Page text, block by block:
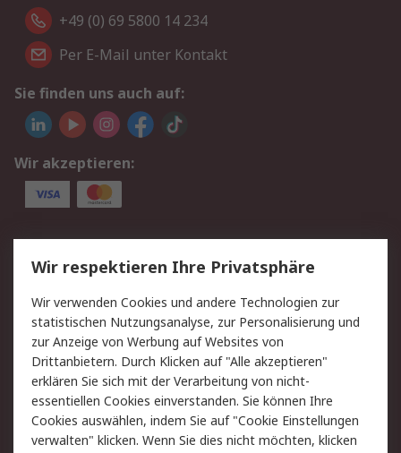
+49 (0) 69 5800 14 234
Per E-Mail unter Kontakt
Sie finden uns auch auf:
Wir akzeptieren:
Service
Value Added Services
Lieferlösungen
Rücksendungen
Kontakt
Hilfe
Privatkunden
Rechtliches
AGB
Datenschutz
Cookie-Richtlinie
Zahlungsbedingungen
Wir respektieren Ihre Privatsphäre
Wir verwenden Cookies und andere Technologien zur
statistischen Nutzungsanalyse, zur Personalisierung und
zur Anzeige von Werbung auf Websites von
Drittanbietern. Durch Klicken auf "Alle akzeptieren"
erklären Sie sich mit der Verarbeitung von nicht-
essentiellen Cookies einverstanden. Sie können Ihre
Cookies auswählen, indem Sie auf "Cookie Einstellungen
verwalten" klicken. Wenn Sie dies nicht möchten, klicken